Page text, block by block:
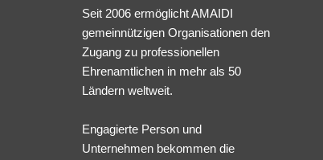
Seit 2006 ermöglicht AMAIDI
gemeinnützigen Organisationen den
Zugang zu professionellen
Ehrenamtlichen in mehr als 50
Ländern weltweit.
Engagierte Person und
Unternehmen bekommen die